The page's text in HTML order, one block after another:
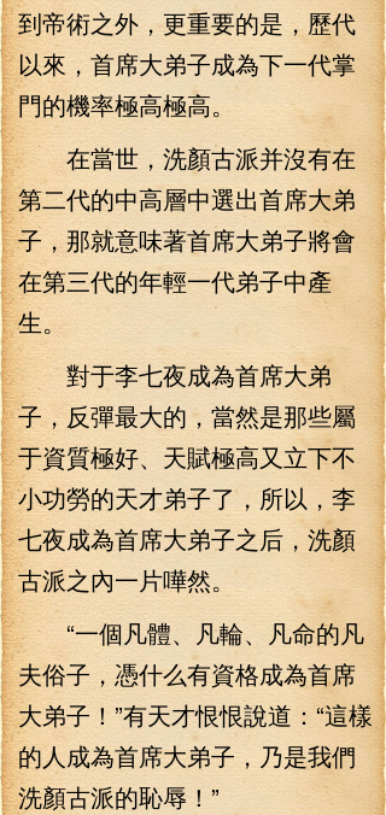
到帝術之外，更重要的是，歷代
以來，首席大弟子成為下一代掌
門的機率極高極高。
在當世，洗顏古派并沒有在
第二代的中高層中選出首席大弟
子，那就意味著首席大弟子將會
在第三代的年輕一代弟子中產
生。
對于李七夜成為首席大弟
子，反彈最大的，當然是那些屬
于資質極好、天賦極高又立下不
小功勞的天才弟子了，所以，李
七夜成為首席大弟子之后，洗顏
古派之內一片嘩然。
“一個凡體、凡輪、凡命的凡
夫俗子，憑什么有資格成為首席
大弟子！”有天才恨恨說道：“這樣
的人成為首席大弟子，乃是我們
洗顏古派的恥辱！”